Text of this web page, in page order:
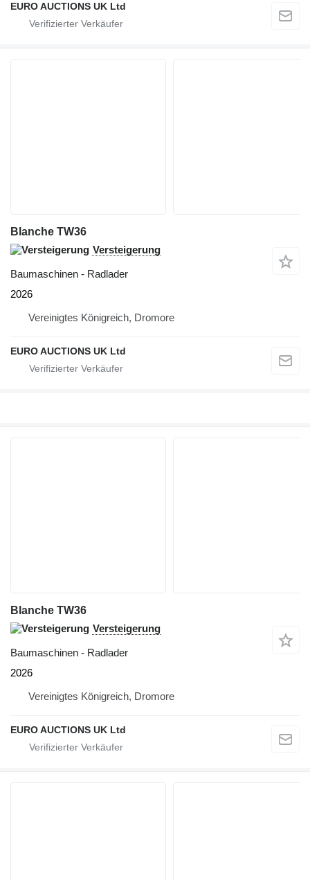
EURO AUCTIONS UK Ltd
Blanche TW36
Versteigerung
Baumaschinen - Radlader
2026
Vereinigtes Königreich, Dromore
EURO AUCTIONS UK Ltd
Blanche TW36
Versteigerung
Baumaschinen - Radlader
2026
Vereinigtes Königreich, Dromore
EURO AUCTIONS UK Ltd